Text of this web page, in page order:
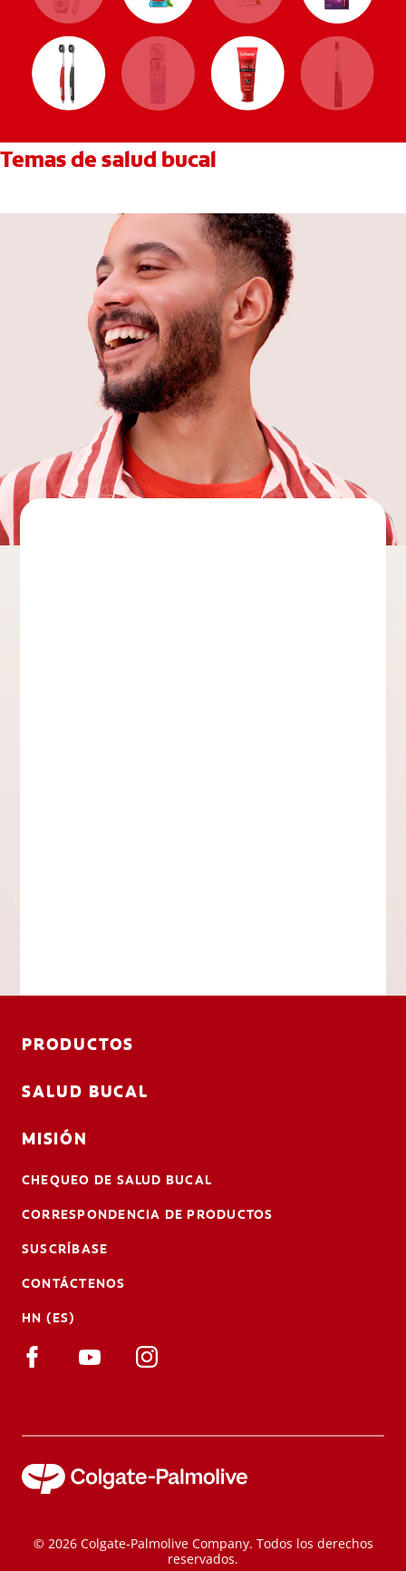
Temas de salud bucal
PRODUCTOS
SALUD BUCAL
MISIÓN
CHEQUEO DE SALUD BUCAL
CORRESPONDENCIA DE PRODUCTOS
SUSCRÍBASE
CONTÁCTENOS
HN (ES)
© 2026 Colgate-Palmolive Company. Todos los derechos
reservados.